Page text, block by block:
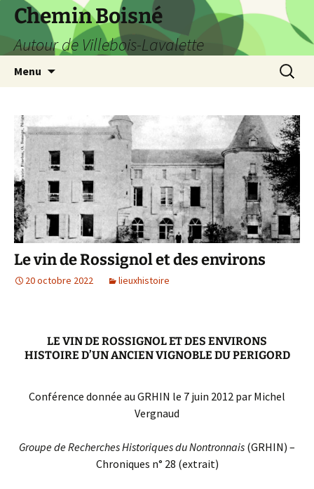
Aller
contenu
Chemin Boisné
Autour de Villebois-Lavalette
Menu
Le vin de Rossignol et des environs
20 octobre 2022 lieuxhistoire
LE VIN DE ROSSIGNOL ET DES ENVIRONS
HISTOIRE D’UN ANCIEN VIGNOBLE DU PERIGORD
Conférence donnée au GRHIN le 7 juin 2012 par Michel
Vergnaud
Groupe de Recherches Historiques du Nontronnais (GRHIN) –
Chroniques n° 28 (extrait)